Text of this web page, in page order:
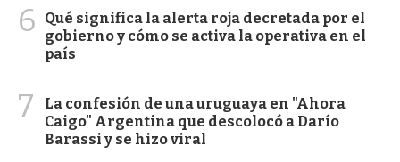
6
Qué significa la alerta roja decretada por el
gobierno y cómo se activa la operativa en el
país
7
La confesión de una uruguaya en "Ahora
Caigo" Argentina que descolocó a Darío
Barassi y se hizo viral